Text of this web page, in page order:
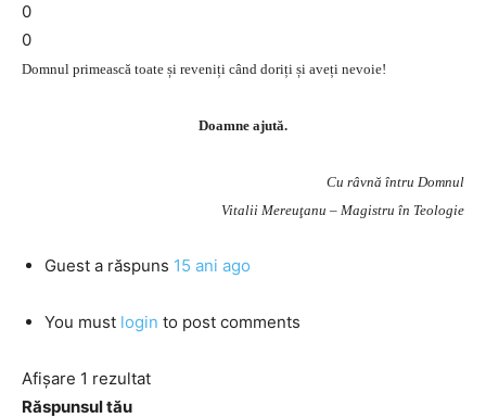
0
0
Domnul primească toate și reveniți când doriți și aveți nevoie!
Doamne ajută.
Cu râvnă întru Domnul
Vitalii Mereuţanu – Magistru în Teologie
Guest a răspuns 15 ani ago
You must login to post comments
Afișare 1 rezultat
Răspunsul tău